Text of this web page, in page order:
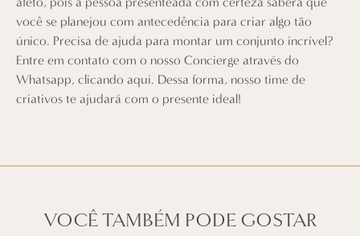
você se planejou com antecedência para criar algo tão
único. Precisa de ajuda para montar um conjunto incrível?
Entre em contato com o nosso Concierge através do
Whatsapp, clicando aqui. Dessa forma, nosso time de
criativos te ajudará com o presente ideal!
VOCÊ TAMBÉM PODE GOSTAR